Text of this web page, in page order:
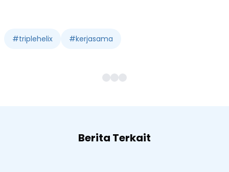
#triplehelix #kerjasama
Berita Terkait